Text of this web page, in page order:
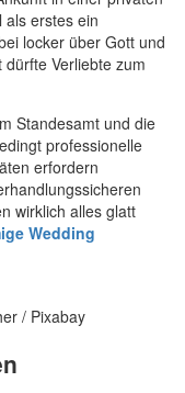
als erstes ein
locker über Gott und
Verliebte zum
Standesamt und die
professionelle
erfordern
wirklich alles glatt
Wedding
/ Pixabay